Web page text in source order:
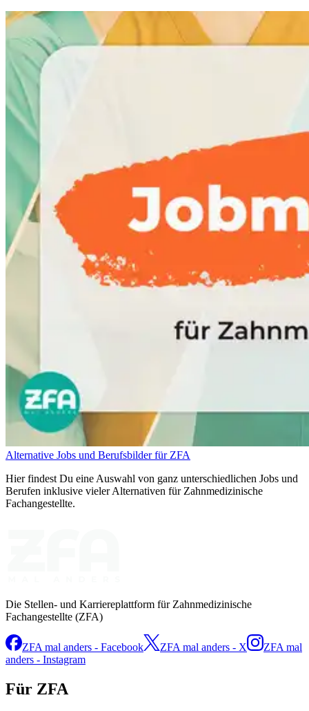
Alternative Jobs und Berufsbilder für ZFA
Hier findest Du eine Auswahl von ganz unterschiedlichen Jobs und
Berufen inklusive vieler Alternativen für Zahnmedizinische
Fachangestellte.
Die Stellen- und Karriereplattform für Zahnmedizinische
Fachangestellte (ZFA)
ZFA mal anders - Facebook ZFA mal anders - X
ZFA mal
anders - Instagram
Für ZFA